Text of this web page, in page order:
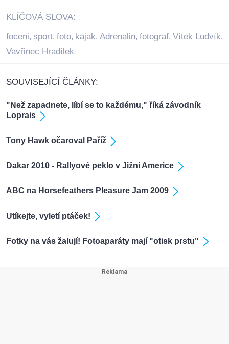
KLÍČOVÁ SLOVA:
foceni, sport, foto, kajak, Adrenalin, fotograf, Vítek Ludvík,
Vavřinec Hradílek
SOUVISEJÍCÍ ČLÁNKY:
"Než zapadnete, líbí se to každému," říká závodník
Loprais
Tony Hawk očaroval Paříž
Dakar 2010 - Rallyové peklo v Jižní Americe
ABC na Horsefeathers Pleasure Jam 2009
Utíkejte, vyletí ptáček!
Fotky na vás žalují! Fotoaparáty mají "otisk prstu"